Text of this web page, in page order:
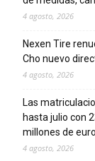
4 agosto, 2026
Nexen Tire
Cho nuevo
4 agosto, 2026
Las
hasta julio con
millones de
4 agosto, 2026